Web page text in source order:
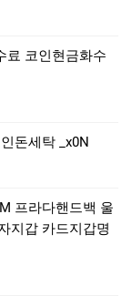
료 코인현금화수
돈세탁 _x0N
프라다핸드백 울
지갑 카드지갑명